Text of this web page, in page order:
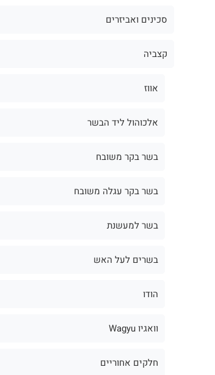
סכינים ואביזרים
קצביה
אווז
אלכוהול ליד הבשר
בשר בקר משובח
בשר בקר עגלה משובח
בשר למעשנת
בשרים לעל האש
הודו
וואגיו Wagyu
חלקים אחוריים